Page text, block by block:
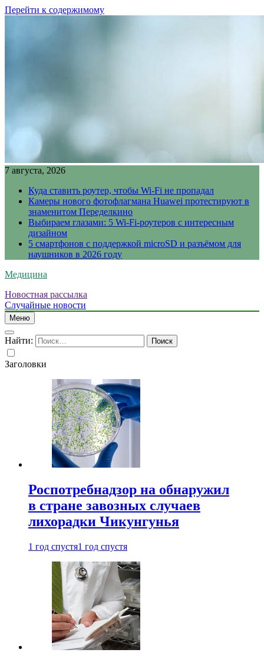
Перейти к содержимому
7 августа, 2026
Куда ставить роутер, чтобы Wi-Fi не пропадал
Камеры нового фотофлагмана Huawei протестируют в
знаменитом Переделкино
Выбираем глазами: 5 Wi-Fi-роутеров с интересным
дизайном
5 смартфонов с поддержкой microSD и разъёмом для
наушников в 2026 году
Медицина
Новостная рассылка
Случайные новости
Меню
Найти:
Заголовки
Роспотребнадзор на обнаружил
в стране завозных случаев
лихорадки Чикунгунья
1 год спустя1 год спустя